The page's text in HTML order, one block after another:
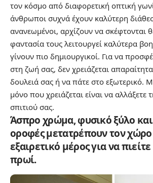
τον κόσμο από διαφορετική οπτική
άνθρωποι συχνά έχουν καλύτερη
ανανεωμένοι, αρχίζουν να σκέφτονται
φαντασία τους λειτουργεί καλύτερα
γίνουν πιο δημιουργικοί. Για να
στη ζωή σας, δεν χρειάζεται
δουλειά σας ή να πάτε στο εξωτερικό.
μόνο που χρειάζεται είναι να αλλάξετε
σπιτιού σας.
Άσπρο χρώμα, φυσικό ξύλο και
οροφές μετατρέπουν τον χώρο
εξαιρετικό μέρος για να
πρωί.